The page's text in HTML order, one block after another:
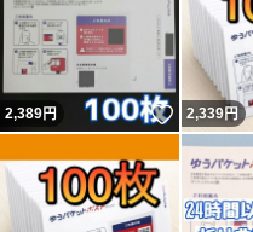
2,389円 いいね！
2,339円